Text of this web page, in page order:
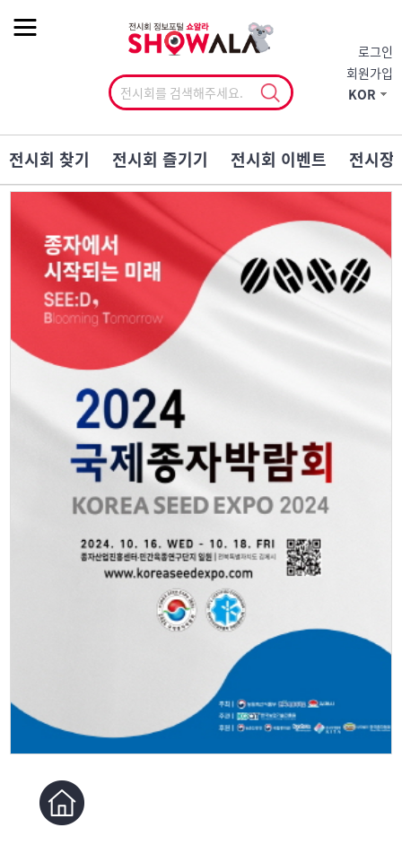
로그인
회원가입
KOR
전시회 찾기 전시회 즐기기 전시회 이벤트 전시장